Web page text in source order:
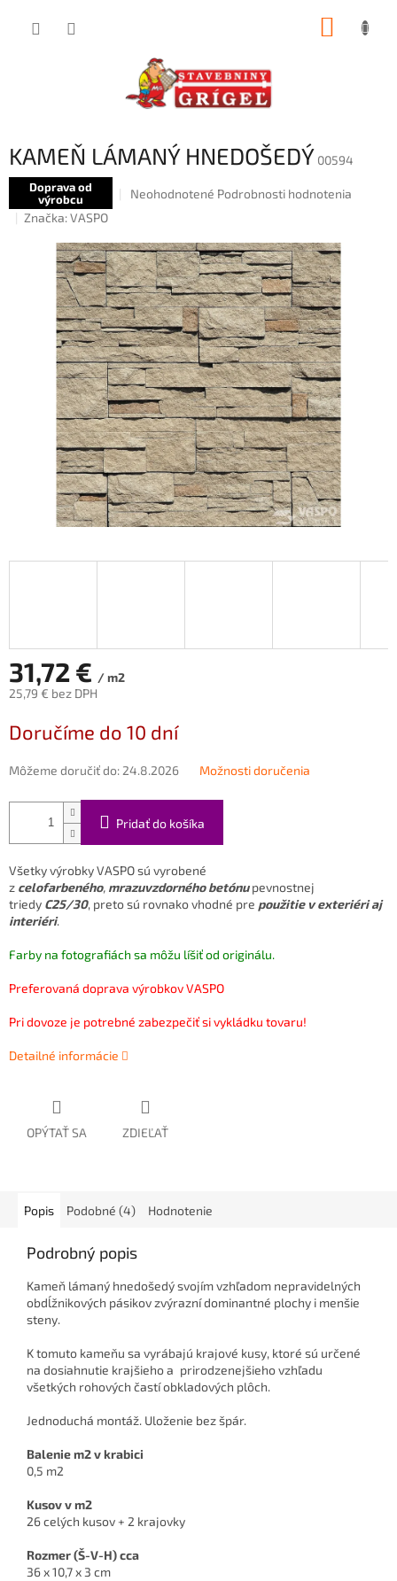
KAMEŇ LÁMANÝ HNEDOŠEDÝ 00594
Doprava od
výrobcu
Priemerné
je
0,0
z
5
hviezdičiek.
Neohodnotené Podrobnosti hodnotenia
Značka:VASPO
31,72 € / m2
25,79 € bez DPH
cena:
Doručíme do 10 dní
Môžeme doručiť do: 24.8.2026 Možnosti doručenia
Pridať do košíka
Všetky výrobky VASPO sú vyrobené
z celofarbeného, mrazuvzdorného betónupevnostnej
triedy C25/30, preto sú rovnako vhodné pre použitie v exteriéri aj
interiéri.
Farby na fotografiách sa môžu líšiť od originálu.
Preferovaná doprava výrobkov VASPO
Pri dovoze je potrebné zabezpečiť si vykládku tovaru!
Detailné informácie
OPÝTAŤ SA ZDIEĽAŤ
Popis Podobné (4) Hodnotenie
Podrobný popis
Kameň lámaný hnedošedý svojím vzhľadom nepravidelných
obdĺžnikových pásikov zvýrazní dominantné plochy i menšie
steny.
K tomuto kameňu sa vyrábajú krajové kusy, ktoré sú určené
na dosiahnutie krajšieho a prirodzenejšieho vzhľadu
všetkých rohových častí obkladových plôch.
Jednoduchá montáž. Uloženie bez špár.
Balenie m2 v krabici
0,5 m2
Kusov v m2
26 celých kusov + 2 krajovky
Rozmer (Š-V-H) cca
36 x 10,7 x 3 cm